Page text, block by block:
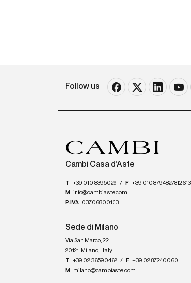
Follow us
Cambi Casa d'Aste
T +39 010 8395029 / F +39 010 879482/812613
M
info@cambiaste.com
P.IVA 03706800103
Sede di Milano
Via San Marco, 22
20121 Milano, Italy
T +39 02 36590462 / F +39 02 87240060
M
milano@cambiaste.com